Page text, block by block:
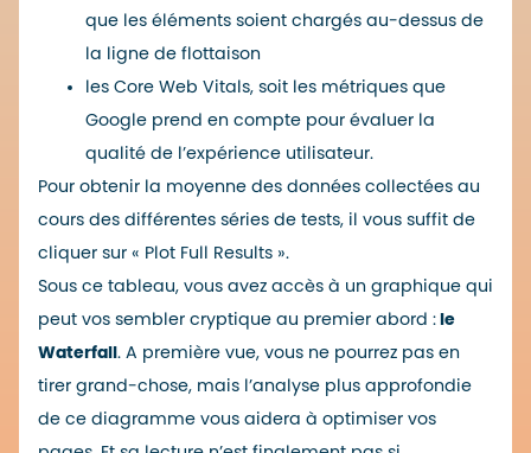
que les éléments soient chargés au-dessus de
la ligne de flottaison
les Core Web Vitals, soit les métriques que
Google prend en compte pour évaluer la
qualité de l’expérience utilisateur.
Pour obtenir la moyenne des données collectées au
cours des différentes séries de tests, il vous suffit de
cliquer sur « Plot Full Results ».
Sous ce tableau, vous avez accès à un graphique qui
peut vos sembler cryptique au premier abord : le
Waterfall. A première vue, vous ne pourrez pas en
tirer grand-chose, mais l’analyse plus approfondie
de ce diagramme vous aidera à optimiser vos